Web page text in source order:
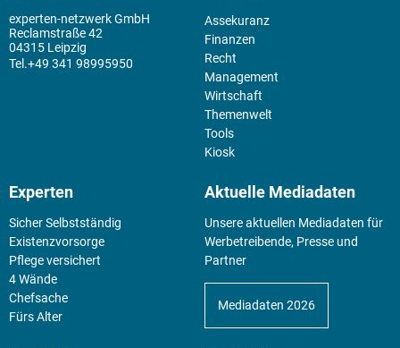
experten-netzwerk GmbH
Reclamstraße 42
04315 Leipzig
+49 341 98995950
Assekuranz
Finanzen
Recht
Management
Wirtschaft
Themenwelt
Tools
Kiosk
Experten
Sicher Selbstständig
Existenz­vorsorge
Pflege versichert
4 Wände
Chefsache
Fürs Alter
Aktuelle Mediadaten
Unsere aktuellen Mediadaten für
Werbetreibende, Presse und
Partner
Mediadaten 2026